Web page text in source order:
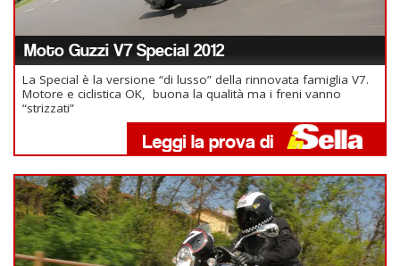
Moto Guzzi V7 Special 2012
La Special è la versione “di lusso” della rinnovata famiglia V7.
Motore e ciclistica OK, buona la qualità ma i freni vanno
“strizzati”